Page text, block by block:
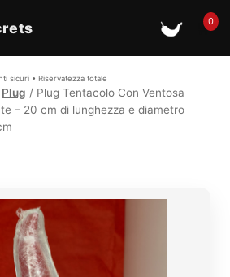
🛒0
sicuri • Riservatezza totale
Plug / Plug Tentacolo Con Ventosa
– 20 cm di lunghezza e diametro